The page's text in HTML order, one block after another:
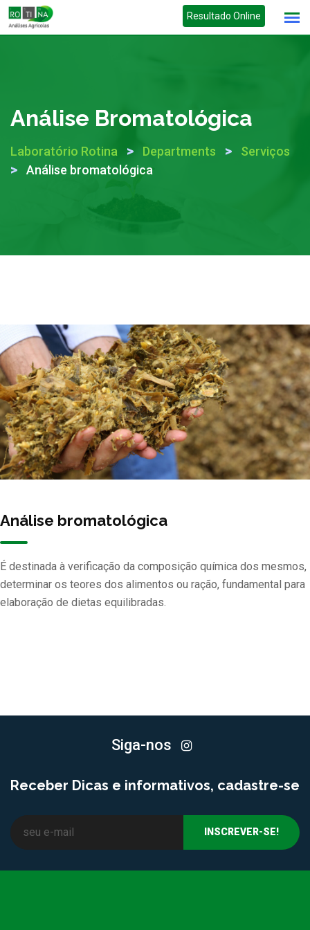
Skip
to
Resultado Online
Análise Bromatológica
Laboratório Rotina > Departments > Serviços
> Análise bromatológica
Análise bromatológica
É destinada à verificação da composição química dos mesmos,
determinar os teores dos alimentos ou ração, fundamental para
elaboração de dietas equilibradas.
Siga-nos
Receber Dicas e informativos, cadastre-se